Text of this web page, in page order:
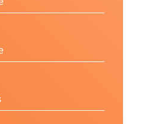
สวยงาม ด้วยเส้นทางที่มี
ที่สวยงามของ Portland จึง
วตให้เป็นหนึ่งใน 10
งเรามีความกระตือรือร้น